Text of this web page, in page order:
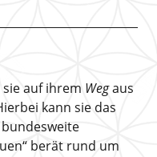
auf ihrem Wegaus
kann sie das
berät rund um